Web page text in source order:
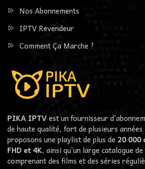
Nos Abonnements
IPTV Revendeur
Comment Ça Marche ?
PIKA IPTVest un fournisseur
de haute qualité, fort de plusieurs années
proposons une playlist de plus de 20 000
FHD et 4K, ainsi qu’un large catalogue de
comprenant des films et des séries